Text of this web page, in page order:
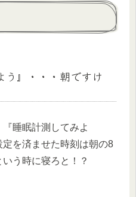
う』・・・朝ですけ
睡眠計測してみよ
を済ませた時刻は朝の8
う時に寝ろと！？